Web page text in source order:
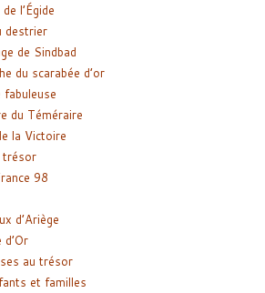
l’Égide
destrier
de Sindbad
du scarabée d’or
fabuleuse
du Téméraire
la Victoire
trésor
98
d’Ariège
au trésor
et familles